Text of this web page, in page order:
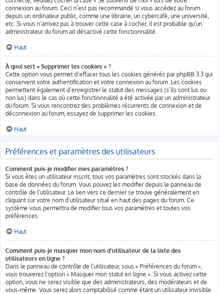
connexion au forum. Ceci n’est pas recommandé si vous accédez au forum
depuis un ordinateur public, comme une librairie, un cybercafé, une université,
etc. Si vous n’arrivez pas à trouver cette case à cocher, il est probable qu’un
administrateur du forum ait désactivé cette fonctionnalité.
Haut
À quoi sert « Supprimer les cookies » ?
Cette option vous permet d’effacer tous les cookies générés par phpBB 3.3 qui
conservent votre authentification et votre connexion au forum. Les cookies
permettent également d’enregistrer le statut des messages (s’ils sont lus ou
non lus) dans le cas où cette fonctionnalité a été activée par un administrateur
du forum. Si vous rencontrez des problèmes récurrents de connexion et de
déconnexion au forum, essayez de supprimer les cookies.
Haut
Préférences et paramètres des utilisateurs
Comment puis-je modifier mes paramètres ?
Si vous êtes un utilisateur inscrit, tous vos paramètres sont stockés dans la
base de données du forum. Vous pouvez les modifier depuis le panneau de
contrôle de l’utilisateur. Le lien vers ce dernier se trouve généralement en
cliquant sur votre nom d’utilisateur situé en haut des pages du forum. Ce
système vous permettra de modifier tous vos paramètres et toutes vos
préférences.
Haut
Comment puis-je masquer mon nom d’utilisateur de la liste des
utilisateurs en ligne ?
Dans le panneau de contrôle de l’utilisateur, sous « Préférences du forum »,
vous trouverez l’option « Masquer mon statut en ligne ». Si vous activez cette
option, vous ne serez visible que des administrateurs, des modérateurs et de
vous-même. Vous serez alors comptabilisé comme étant un utilisateur invisible.